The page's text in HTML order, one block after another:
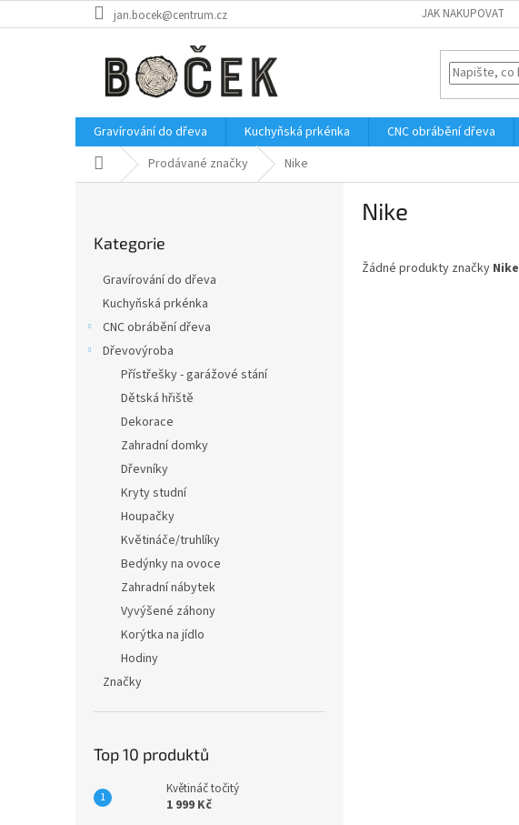
na
jan.bocek@centrum.cz JAK NAKUPOVAT
Gravírování do dřeva Kuchyňská prkénka CNC obrábění dřeva
Domů Prodávané značky Nike
kategorie
Kategorie
Gravírování do dřeva
Kuchyňská prkénka
CNC obrábění dřeva
Dřevovýroba
Přístřešky - garážové stání
Dětská hřiště
Dekorace
Zahradní domky
Dřevníky
Kryty studní
Houpačky
Květináče/truhlíky
Bedýnky na ovoce
Zahradní nábytek
Vyvýšené záhony
Korýtka na jídlo
Hodiny
Značky
Top 10 produktů
Květináč točitý
1 999 Kč
Nike
Žádné produkty značky Nike